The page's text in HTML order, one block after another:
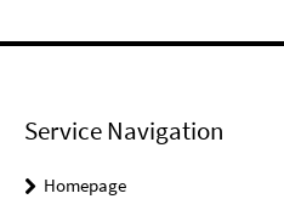
Service Navigation
Homepage